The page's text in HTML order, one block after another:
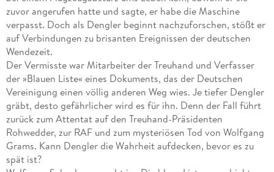
zuvor angerufen hatte und sagte, er habe die Maschine
verpasst. Doch als Dengler beginnt nachzuforschen, stößt er
auf Verbindungen zu brisanten Ereignissen der deutschen
Wendezeit.
Der Vermisste war Mitarbeiter der Treuhand und Verfasser
der »Blauen Liste« eines Dokuments, das der Deutschen
Vereinigung einen völlig anderen Weg wies. Je tiefer Dengler
gräbt, desto gefährlicher wird es für ihn. Denn der Fall führt
zurück zum Attentat auf den Treuhand-Präsidenten
Rohwedder, zur RAF und zum mysteriösen Tod von Wolfgang
Grams. Kann Dengler die Wahrheit aufdecken, bevor es zu
spät ist?